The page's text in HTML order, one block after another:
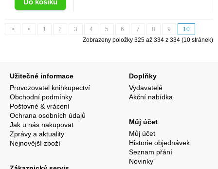
|< < 1 2 3 4 5 6 7 8 9
10
Zobrazeny položky 325 až 334 z 334 (10 stránek)
Užitečné informace
Provozovatel knihkupectví
Obchodní podmínky
Poštovné & vrácení
Ochrana osobních údajů
Jak u nás nakupovat
Zprávy a aktuality
Nejnovější zboží
Doplňky
Vydavatelé
Akční nabídka
Můj účet
Můj účet
Historie objednávek
Seznam přání
Novinky